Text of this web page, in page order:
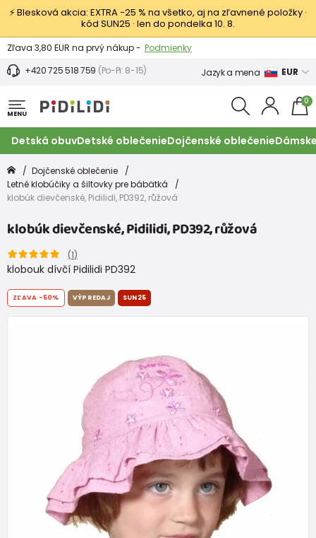
⚡ Blesková akcia: EXTRA −25 % na všetko, aj na zľavnené položky ·
kód SUN25 · len do pondelka 10. 8.
Výmena a vrátenie tovaru - Zobraziť
Zľava 3,80 EUR na prvý nákup - Podmienky
+420 725 518 759 (Po-Pi: 8-15) Jazyk a mena EUR
MENU
0
Detská obuvDetské oblečenieDojčenské oblečenie
Dojčenské oblečenie
Letné klobúčiky a šiltovky pre bábätká
klobúk dievčenské, Pidilidi, PD392, růžová
klobúk dievčenské, Pidilidi, PD392, růžová
(1)
klobouk dívčí Pidilidi PD392
ZĽAVA -50% VÝPREDAJ SUN25